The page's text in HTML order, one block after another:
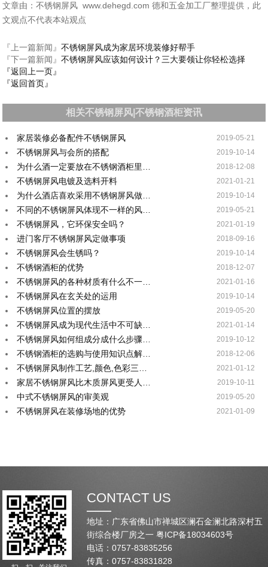
文章由：不锈钢屏风 www.dehegd.com 德和五金加工厂整理提供，此
文观点不代表本站观点
『上一篇新闻』不锈钢屏风成为家居环境装修好帮手
『下一篇新闻』不锈钢屏风应该如何设计？三大要领让你轻松选择
『返回上一页』
『返回首页』
相关不锈钢屏风|不锈钢酒柜资讯
家居装修必备配件不锈钢屏风 2019-05-21
不锈钢屏风与会所的搭配 2019-10-14
为什么酒一定要放在不锈钢酒柜里… 2018-12-08
不锈钢屏风电镀及选料开料 2021-01-21
为什么酒店喜欢采用不锈钢屏风做… 2019-10-14
不同的不锈钢屏风体现不一样的风… 2019-05-21
不锈钢屏风，它环保安全吗？ 2021-01-19
进门客厅不锈钢屏风定做事项 2018-09-16
不锈钢屏风会生锈吗？ 2019-10-14
不锈钢酒柜的优势 2018-12-07
不锈钢屏风的各种材质有什么不一… 2021-01-16
不锈钢屏风在玄关处的运用 2019-10-14
不锈钢屏风位置的摆放 2019-05-20
不锈钢屏风成为现代生活中不可缺… 2021-01-14
不锈钢屏风如何组成分成什么步骤… 2019-10-12
不锈钢酒柜的选购与使用知识点解… 2018-12-06
不锈钢屏风制作工艺,颜色,色彩三… 2021-01-12
家居不锈钢屏风比木质屏风更受人… 2019-10-11
中式不锈钢屏风的审美观 2019-05-20
不锈钢屏风在装修场地的优势 2021-01-09
CONTACT US
地址：广东省佛山市禅城区澜石金澜北路深村五
街综合楼厂房之一 粤ICP备18034603号
电话：0757-83835256
传真：0757-83831828